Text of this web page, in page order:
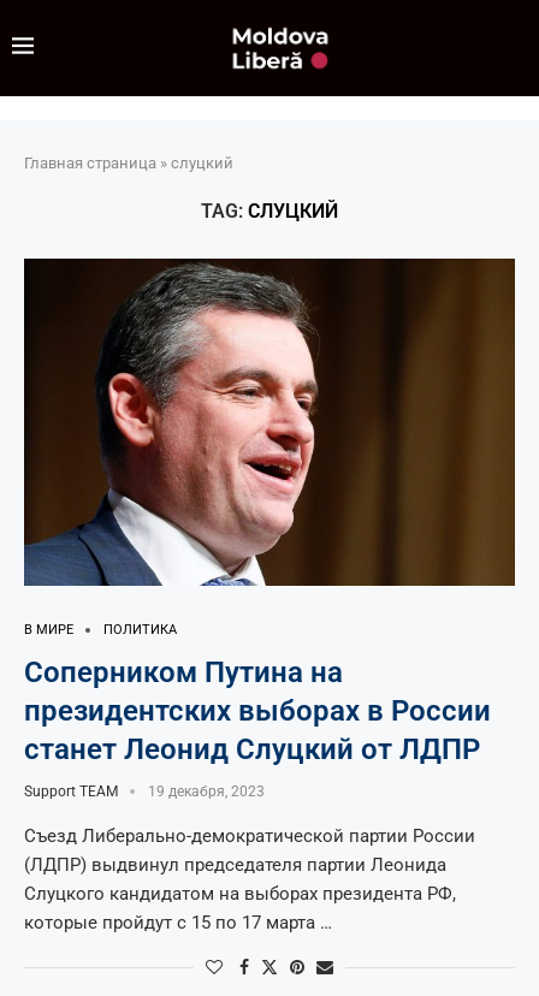
Главная страница » слуцкий
TAG: СЛУЦКИЙ
В МИРЕ ПОЛИТИКА
Соперником Путина на
президентских выборах в России
станет Леонид Слуцкий от ЛДПР
Support TEAM 19 декабря, 2023
Съезд Либерально-демократической партии России
(ЛДПР) выдвинул председателя партии Леонида
Слуцкого кандидатом на выборах президента РФ,
которые пройдут с 15 по 17 марта …